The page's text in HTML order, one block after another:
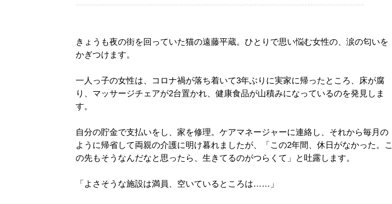
きょうも夜の街を回っていた猫の遠藤平蔵。ひとりで思い悩む女性の、涙の匂いを
かぎつけます。
一人っ子の女性は、コロナ禍が落ち着いて3年ぶりに実家に帰ったところ、床が腐
り、マッサージチェアが2台置かれ、健康食品が山積みになっているのを発見しま
す。
自分の貯金で支払いをし、家を修理。ケアマネージャーに連絡し、それから毎月の
ように帰省して両親の介護に明け暮れましたが、「この2年間、休日がなかった。こ
の先もそうなんだなと思ったら、生きてるのがつらくて」と吐露します。
「よさそうな施設は満員、空いているところは……」